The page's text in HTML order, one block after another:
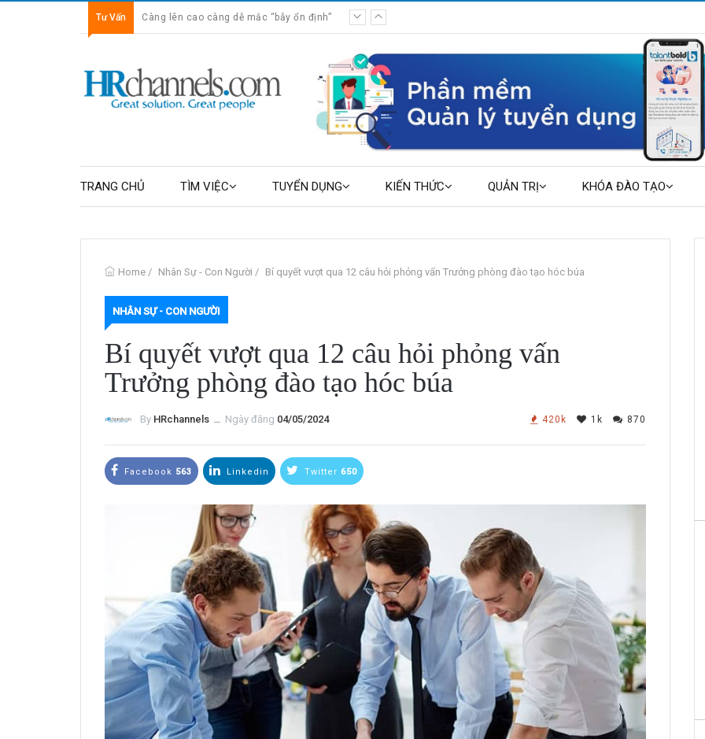
Tư Vấn Càng lên cao càng dễ mắc “bẫy ổn định”
TRANG CHỦ TÌM VIỆC TUYỂN DỤNG KIẾN THỨC QUẢN TRỊ KHÓA ĐÀO TẠO
Home / Nhân Sự - Con Người / Bí quyết vượt qua 12 câu hỏi phỏng vấn Trưởng phòng đào tạo hóc búa
NHÂN SỰ - CON NGƯỜI
Bí quyết vượt qua 12 câu hỏi phỏng vấn
Trưởng phòng đào tạo hóc búa
By HRchannels ــ Ngày đăng 04/05/2024 420k 1k 870
Facebook 563 Linkedin Twitter 650